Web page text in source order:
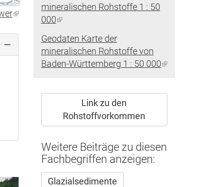
(Link
mineralischen Rohstoffe 1 : 50
000(Link
extern)
Geodaten Karte der
mineralischen Rohstoffe von
Baden-Württemberg 1 : 50 000(Link
Link zu den
Rohstoffvorkommen
Weitere Beiträge zu diesen
Fachbegriffen anzeigen:
Glazialsedimente